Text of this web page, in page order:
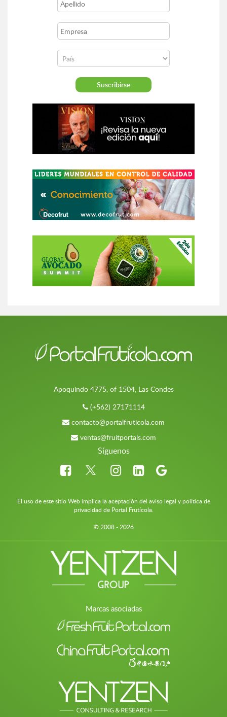
Apoquindo 4775, of 1504, Las Condes
(+562) 27171114
contacto@portalfruticola.com
ventas@fruitportals.com
Síguenos
El uso de este sitio Web implica la aceptación del aviso legal y política de
privacidad de Portal Frutícola.
© 2008 - 2026
Marcas asociadas